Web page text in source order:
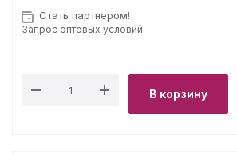
Стать партнером!
Запрос оптовых условий
В корзину